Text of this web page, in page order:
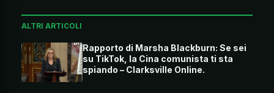
ALTRI ARTICOLI
Rapporto di Marsha Blackburn: Se sei
su TikTok, la Cina comunista ti sta
spiando – Clarksville Online.